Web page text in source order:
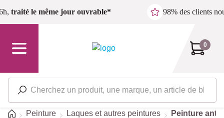
Passer au contenu principal
traité le même jour ouvrable* 98% des clients
0
Accueil
Peinture Laques et autres peintures Peinture